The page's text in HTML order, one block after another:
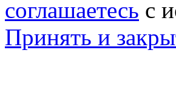
соглашаетесь с
Принять и